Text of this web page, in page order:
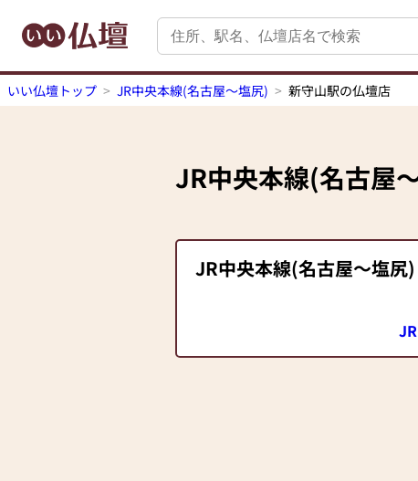
いい仏壇トップ JR中央本線(名古屋～塩尻) 新守山駅の仏壇店
JR中央本線(名古屋
JR中央本線(名古屋～塩尻)